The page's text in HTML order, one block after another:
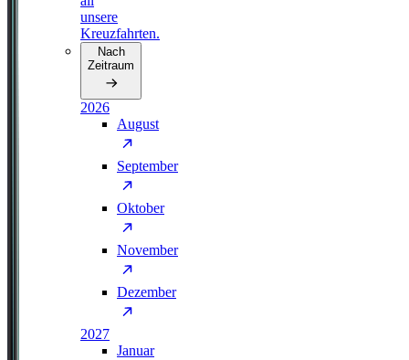
unsere
Kreuzfahrten.
Nach
Zeitraum
2026
August
September
Oktober
November
Dezember
2027
Januar